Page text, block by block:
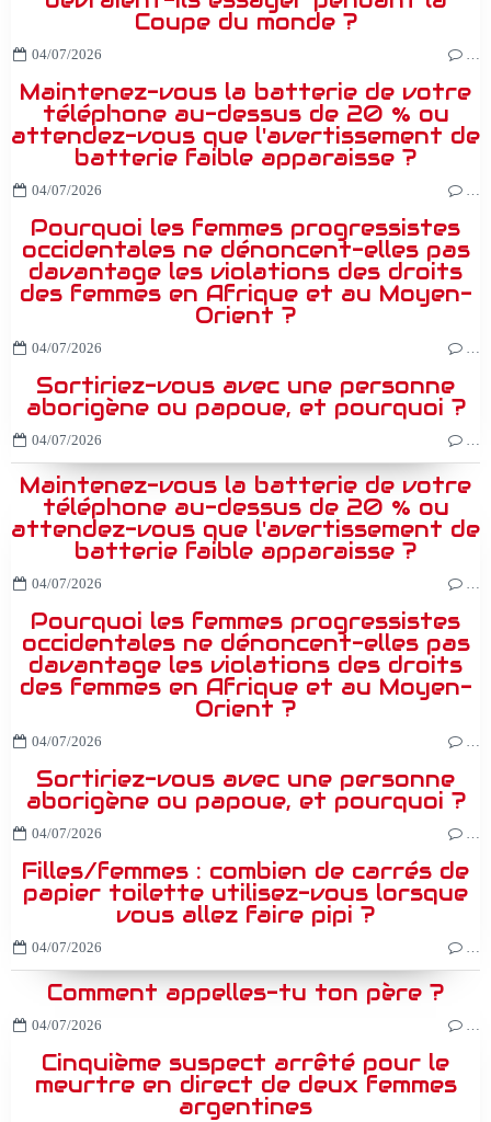
Coupe du monde ?
04/07/2026
Maintenez-vous la batterie de votre
téléphone au-dessus de 20 % ou
attendez-vous que l'avertissement de
batterie faible apparaisse ?
04/07/2026
Pourquoi les femmes progressistes
occidentales ne dénoncent-elles pas
davantage les violations des droits
des femmes en Afrique et au Moyen-
Orient ?
04/07/2026
Sortiriez-vous avec une personne
aborigène ou papoue, et pourquoi ?
04/07/2026
Maintenez-vous la batterie de votre
téléphone au-dessus de 20 % ou
attendez-vous que l'avertissement de
batterie faible apparaisse ?
04/07/2026
Pourquoi les femmes progressistes
occidentales ne dénoncent-elles pas
davantage les violations des droits
des femmes en Afrique et au Moyen-
Orient ?
04/07/2026
Sortiriez-vous avec une personne
aborigène ou papoue, et pourquoi ?
04/07/2026
Filles/femmes : combien de carrés de
papier toilette utilisez-vous lorsque
vous allez faire pipi ?
04/07/2026
Comment appelles-tu ton père ?
04/07/2026
Cinquième suspect arrêté pour le
meurtre en direct de deux femmes
argentines